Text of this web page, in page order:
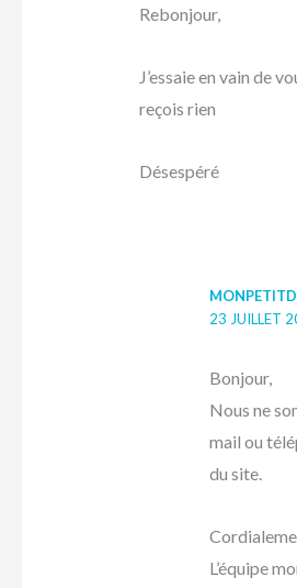
Rebonjour,
J’essaie en vain de
reçois rien
Désespéré
23 JUILLET
Bonjour,
Nous ne
mail ou
du site.
L’équipe